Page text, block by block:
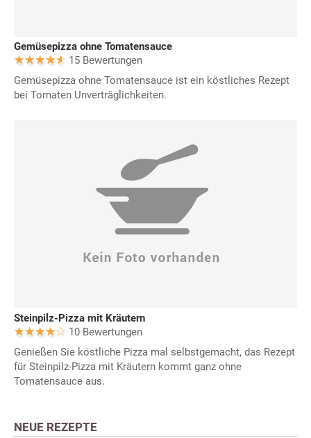
Gemüsepizza ohne Tomatensauce
15 Bewertungen
Gemüsepizza ohne Tomatensauce ist ein köstliches Rezept
bei Tomaten Unverträglichkeiten.
Steinpilz-Pizza mit Kräutern
10 Bewertungen
Genießen Sie köstliche Pizza mal selbstgemacht, das Rezept
für Steinpilz-Pizza mit Kräutern kommt ganz ohne
Tomatensauce aus.
NEUE REZEPTE